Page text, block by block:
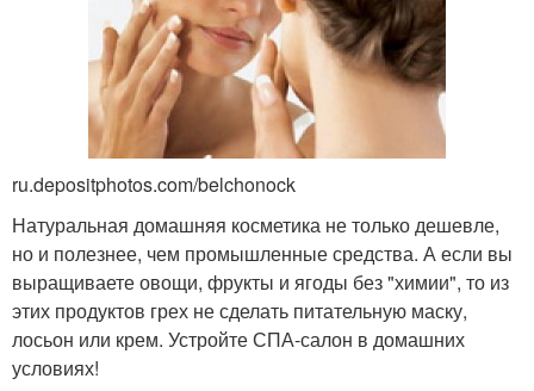
ru.depositphotos.com/belchonock
Натуральная домашняя косметика не только дешевле,
но и полезнее, чем промышленные средства. А если вы
выращиваете овощи, фрукты и ягоды без "химии", то из
этих продуктов грех не сделать питательную маску,
лосьон или крем. Устройте СПА-салон в домашних
условиях!